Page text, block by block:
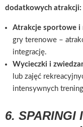
dodatkowych atrakcji:
Atrakcje sportowe i
gry terenowe –
integrację.
Wycieczki i
lub zajęć
intensywnych
6. SPARINGI